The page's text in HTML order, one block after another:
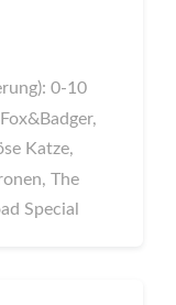
0-10
Katze,
The
Special